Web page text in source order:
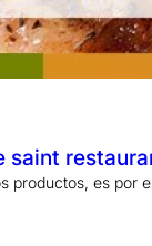
saint
productos, es por